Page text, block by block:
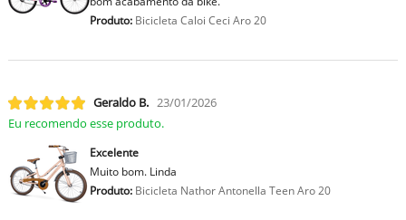
Produto:Bicicleta Caloi Ceci Aro 20
Geraldo B. 23/01/2026
Eu recomendo esse produto.
Excelente
Muito bom. Linda
Produto:Bicicleta Nathor Antonella Teen Aro 20